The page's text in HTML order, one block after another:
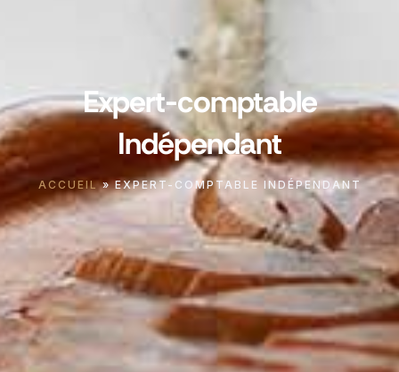
Expert-comptable
Indépendant
ACCUEIL»EXPERT-COMPTABLE INDÉPENDANT